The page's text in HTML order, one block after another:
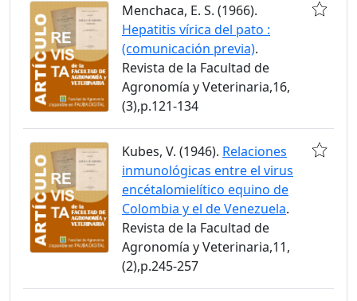
Menchaca, E. S. (1966).
Hepatitis vírica del pato :
(comunicación previa).
Revista de la Facultad de
Agronomía y Veterinaria,16,
(3),p.121-134
Kubes, V. (1946). Relaciones
inmunológicas entre el virus
encétalomielítico equino de
Colombia y el de Venezuela.
Revista de la Facultad de
Agronomía y Veterinaria,11,
(2),p.245-257